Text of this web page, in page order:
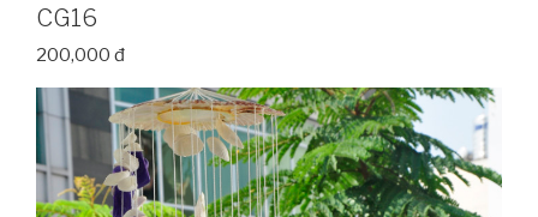
CG16
200,000 đ